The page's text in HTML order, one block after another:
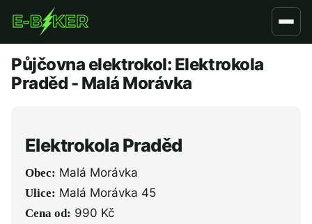
obsahu
Půjčovna elektrokol: Elektrokola
Praděd - Malá Morávka
Elektrokola Praděd
Obec: Malá Morávka
Ulice: Malá Morávka 45
Cena od: 990 Kč